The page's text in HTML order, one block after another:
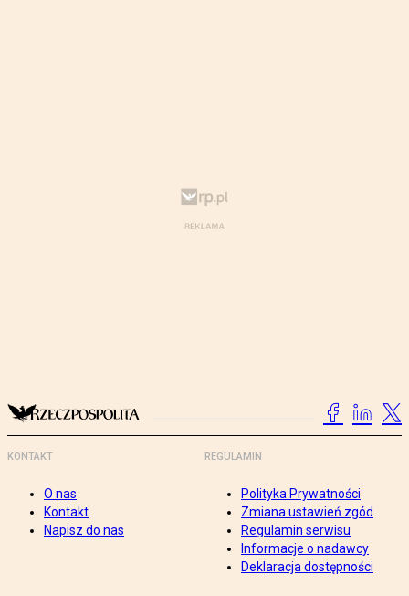
KONTAKT
O nas
Kontakt
Napisz do nas
REGULAMIN
Polityka Prywatności
Zmiana ustawień zgód
Regulamin serwisu
Informacje o nadawcy
Deklaracja dostępności